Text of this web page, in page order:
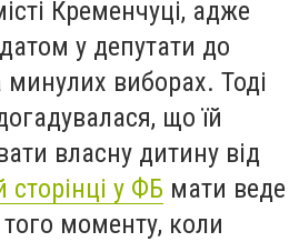
Кременчуці, адже
у депутати до
минулих виборах. Тоді
що їй
власну дитину від
сторінці у ФБ мати веде
того моменту, коли